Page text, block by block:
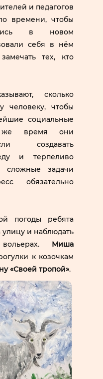
и педагогов
времени, чтобы
в новом
себя в нём
тех, кто
сколько
человеку, чтобы
социальные
время они
создавать
и терпеливо
сложные задачи
обязательно
погоды ребята
и наблюдать
Миша
к козочкам
«Своей тропой».